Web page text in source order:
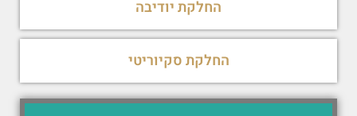
החלקת יודיבה
החלקת סקיוריטי